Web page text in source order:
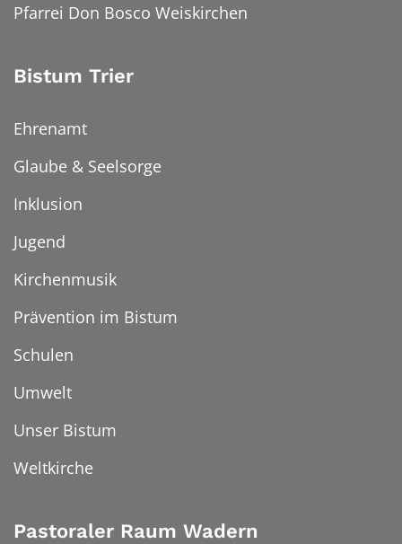
Pfarrei Don Bosco Weiskirchen
Bistum Trier
Ehrenamt
Glaube & Seelsorge
Inklusion
Jugend
Kirchenmusik
Prävention im Bistum
Schulen
Umwelt
Unser Bistum
Weltkirche
Pastoraler Raum Wadern